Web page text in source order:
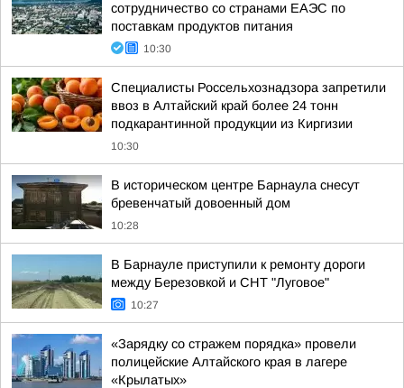
сотрудничество со странами ЕАЭС по
поставкам продуктов питания
10:30
Специалисты Россельхознадзора запретили
ввоз в Алтайский край более 24 тонн
подкарантинной продукции из Киргизии
10:30
В историческом центре Барнаула снесут
бревенчатый довоенный дом
10:28
В Барнауле приступили к ремонту дороги
между Березовкой и СНТ "Луговое"
10:27
«Зарядку со стражем порядка» провели
полицейские Алтайского края в лагере
«Крылатых»